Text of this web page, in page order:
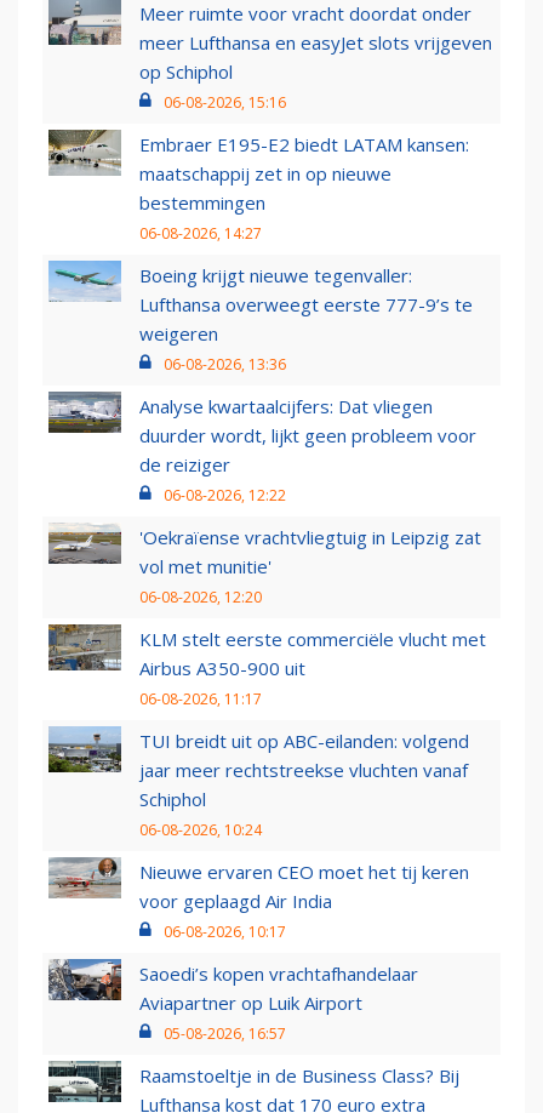
Meer ruimte voor vracht doordat onder
meer Lufthansa en easyJet slots vrijgeven
op Schiphol
06-08-2026, 15:16
Embraer E195-E2 biedt LATAM kansen:
maatschappij zet in op nieuwe
bestemmingen
06-08-2026, 14:27
Boeing krijgt nieuwe tegenvaller:
Lufthansa overweegt eerste 777-9’s te
weigeren
06-08-2026, 13:36
Analyse kwartaalcijfers: Dat vliegen
duurder wordt, lijkt geen probleem voor
de reiziger
06-08-2026, 12:22
'Oekraïense vrachtvliegtuig in Leipzig zat
vol met munitie'
06-08-2026, 12:20
KLM stelt eerste commerciële vlucht met
Airbus A350-900 uit
06-08-2026, 11:17
TUI breidt uit op ABC-eilanden: volgend
jaar meer rechtstreekse vluchten vanaf
Schiphol
06-08-2026, 10:24
Nieuwe ervaren CEO moet het tij keren
voor geplaagd Air India
06-08-2026, 10:17
Saoedi’s kopen vrachtafhandelaar
Aviapartner op Luik Airport
05-08-2026, 16:57
Raamstoeltje in de Business Class? Bij
Lufthansa kost dat 170 euro extra